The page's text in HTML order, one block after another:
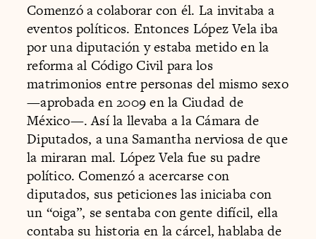
Comenzó a colaborar con él. La invitaba a
eventos políticos. Entonces López Vela iba
por una diputación y estaba metido en la
reforma al Código Civil para los
matrimonios entre personas del mismo sexo
—aprobada en 2009 en la Ciudad de
México—. Así la llevaba a la Cámara de
Diputados, a una Samantha nerviosa de que
la miraran mal. López Vela fue su padre
político. Comenzó a acercarse con
diputados, sus peticiones las iniciaba con
un “oiga”, se sentaba con gente difícil, ella
contaba su historia en la cárcel, hablaba de